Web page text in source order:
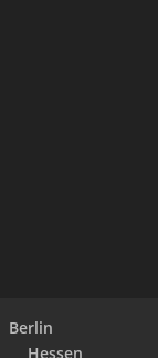
Berlin
Hessen